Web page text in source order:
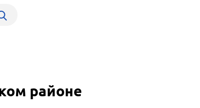
районе